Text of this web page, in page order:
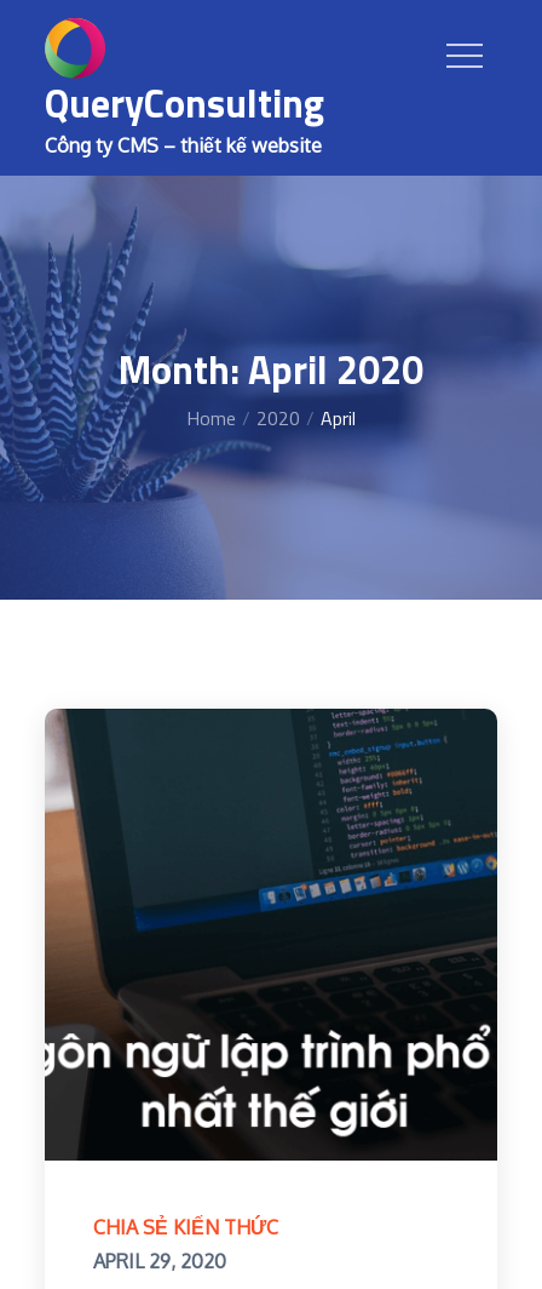
contentQueryConsulting
Công ty CMS – thiết kế website
Month: April 2020
Home 2020 April
CHIA SẺ KIẾN THỨC
Posted
APRIL 29, 2020